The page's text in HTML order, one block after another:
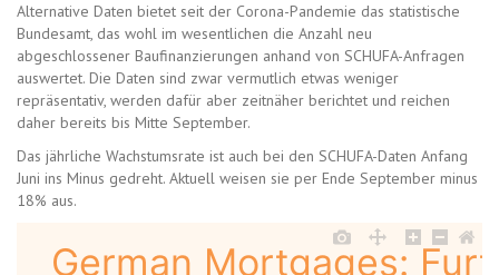
Alternative Daten bietet seit der Corona-Pandemie das statistische
Bundesamt, das wohl im wesentlichen die Anzahl neu
abgeschlossener Baufinanzierungen anhand von SCHUFA-Anfragen
auswertet. Die Daten sind zwar vermutlich etwas weniger
repräsentativ, werden dafür aber zeitnäher berichtet und reichen
daher bereits bis Mitte September.
Das jährliche Wachstumsrate ist auch bei den SCHUFA-Daten Anfang
Juni ins Minus gedreht. Aktuell weisen sie per Ende September minus
18% aus.
German Mortgages: